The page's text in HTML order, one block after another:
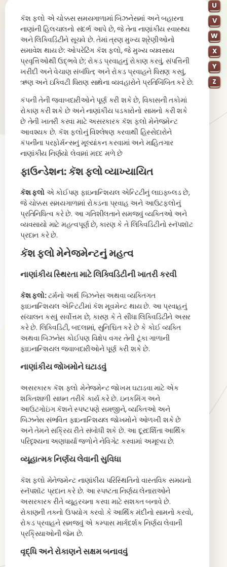
U
V
W
X
Y
Z
કૅશ ફ્લો એ ચોક્કસ સમયગાળામાં બિઝનેસમાં અને બહારના
નાણાંની હિલચાલનો સંદર્ભ આપે છે, જે તેના નાણાંકીય સ્વાસ્થ્ય
અને લિક્વિડિટીને સૂચવે છે. તેમાં ત્રણ મુખ્ય શ્રેણીઓનો
સમાવેશ થાય છે: ઓપરેટિંગ કૅશ ફ્લો, જે મુખ્ય વ્યવસાય
પ્રવૃત્તિઓથી ઉદ્ભવે છે; રોકડ પ્રવાહનું રોકાણ કરવું, સંપત્તિની
ખરીદી અને વેચાણ સંબંધિત; અને રોકડ પ્રવાહને ધિરાણ કરવું,
ઋણ અને ઇક્વિટી ધિરાણ સાથેના વ્યવહારોને પ્રતિબિંબિત કરે છે.
કંપની તેની જવાબદારીઓને પૂર્ણ કરી શકે છે, વિકાસની તકોમાં
રોકાણ કરી શકે છે અને નાણાંકીય પડકારોનો સામનો કરી શકે
છે તેની ખાતરી કરવા માટે અસરકારક કૅશ ફ્લો મેનેજમેન્ટ
આવશ્યક છે. કૅશ ફ્લોનું વિશ્લેષણ કરવાથી હિસ્સેદારોને
કંપનીના પરફોર્મન્સનું મૂલ્યાંકન કરવામાં અને માહિતગાર
નાણાંકીય નિર્ણયો લેવામાં મદદ મળે છે
ફાઉન્ડેશન: કૅશ ફ્લો વ્યાખ્યાયિત
કૅશ ફ્લોએ કોઈપણ ફાઇનાન્શિયલ એન્ટિટીનું લાઇફબ્લડ છે,
જે ચોક્કસ સમયગાળામાં રોકડના પ્રવાહ અને આઉટફ્લોનું
પ્રતિનિધિત્વ કરે છે. આ ગતિશીલતાને સમજવું વ્યક્તિઓ અને
વ્યવસાયો માટે મહત્વપૂર્ણ છે, કારણ કે તે લિક્વિડિટીનો સ્નૅપશૉટ
પ્રદાન કરે છે.
કૅશ ફ્લો મેનેજમેન્ટનું મહત્વ
નાણાંકીય સ્થિરતા માટે લિક્વિડિટીની ખાતરી કરવી
કૅશ ફ્લો:ટર્મનો અર્થ બિઝનેસ અથવા વ્યક્તિગત
ફાઇનાન્શિયલ એન્ટિટીમાં કૅશ મૂવમેન્ટ થાય છે. આ પ્રવાહનું
સંચાલન કરવું સર્વોત્તમ છે, કારણ કે તે સીધા લિક્વિડિટીને અસર
કરે છે. લિક્વિડિટી, બદલામાં, સુનિશ્ચિત કરે છે કે કોઈ વ્યક્તિ
અથવા બિઝનેસ કોઈપણ વિક્ષેપ વગર તેની ટૂંકા ગાળાની
ફાઇનાન્શિયલ જવાબદારીઓને પૂર્ણ કરી શકે છે.
નાણાંકીય જોખમોને ઘટાડવું
અસરકારક કૅશ ફ્લો મેનેજમેન્ટ જોખમ ઘટાડવા માટે એક
શક્તિશાળી સાધન તરીકે કાર્ય કરે છે. ઇનકમિંગ અને
આઉટગોઇંગ કૅશને સ્પષ્ટપણે સમજીને, વ્યક્તિઓ અને
બિઝનેસ સંભવિત ફાઇનાન્શિયલ જોખમોને ઓળખી શકે છે
અને તેમને સક્રિય રીતે સંબોધી શકે છે. આ દૂરદર્શિતા આર્થિક
પરિદૃશ્યના અણધાર્યા જળોને નેવિગેટ કરવામાં અમૂલ્ય છે.
વ્યૂહાત્મક નિર્ણય લેવાની સુવિધા
કૅશ ફ્લો મેનેજમેન્ટ નાણાંકીય પરિસ્થિતિનો વાસ્તવિક સમયનો
સ્નૅપશૉટ પ્રદાન કરે છે. આ સ્પષ્ટતા નિર્ણય લેનારાઓને
અસરકારક રીતે વ્યૂહરચના કરવા માટે સશક્ત બનાવે છે.
રોકાણની તકનો ઉપયોગ કરવો કે આર્થિક મંદીનો સામનો કરવો,
રોકડ પ્રવાહને સમજવું એ કમ્પાસ માર્ગદર્શક નિર્ણય લેવાની
પ્રક્રિયાઓની જેમ છે.
વૃદ્ધિ અને રોકાણને સક્ષમ બનાવવું